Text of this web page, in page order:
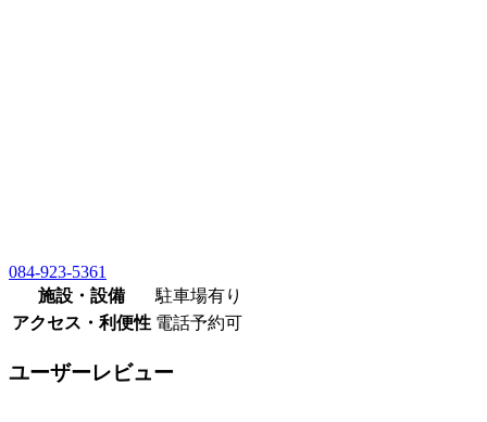
084-923-5361
施設・設備
駐車場有り
アクセス・利便性 電話予約可
ユーザーレビュー